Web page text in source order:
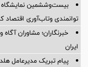
بیست‌وششمین نمایشگاه
توانمندی وتاب‌آوری اقتصاد
خبرنگاران؛ مشاوران
ایران
پیام تبریک مدیرعامل